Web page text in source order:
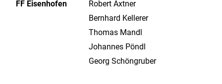
FF Eisenhofen
Robert Axtner
Bernhard Kellerer
Thomas Mandl
Johannes Pöndl
Georg Schöngruber